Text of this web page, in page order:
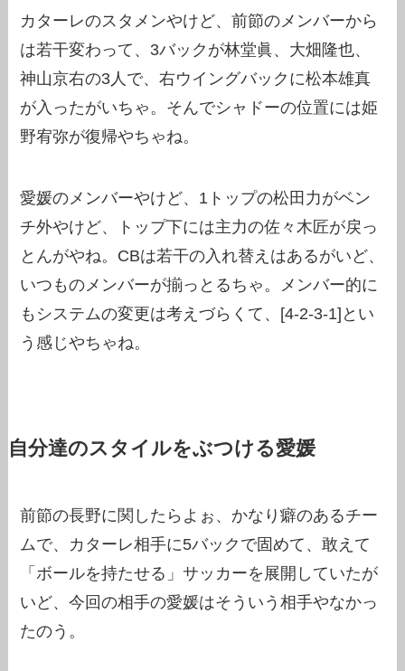
カターレのスタメンやけど、前節のメンバーから
は若干変わって、3バックが林堂眞、大畑隆也、
神山京右の3人で、右ウイングバックに松本雄真
が入ったがいちゃ。そんでシャドーの位置には姫
野宥弥が復帰やちゃね。
愛媛のメンバーやけど、1トップの松田力がベン
チ外やけど、トップ下には主力の佐々木匠が戻っ
とんがやね。CBは若干の入れ替えはあるがいど、
いつものメンバーが揃っとるちゃ。メンバー的に
もシステムの変更は考えづらくて、[4-2-3-1]とい
う感じやちゃね。
自分達のスタイルをぶつける愛媛
前節の長野に関したらよぉ、かなり癖のあるチー
ムで、カターレ相手に5バックで固めて、敢えて
「ボールを持たせる」サッカーを展開していたが
いど、今回の相手の愛媛はそういう相手やなかっ
たのう。